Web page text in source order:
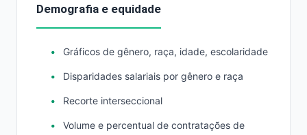
Demografia e equidade
Gráficos de gênero, raça, idade, escolaridade
Disparidades salariais por gênero e raça
Recorte interseccional
Volume e percentual de contratações de